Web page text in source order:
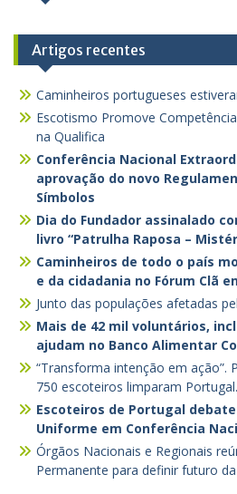
Artigos recentes
Caminheiros portugueses
Escotismo Promove
na Qualifica
Conferência Nacional
aprovação do novo
Símbolos
Dia do Fundador assinalado
livro “Patrulha Raposa –
Caminheiros de todo o país
e da cidadania no Fórum Clã
Junto das populações afetadas
Mais de 42 mil voluntários,
ajudam no Banco Alimentar
“Transforma intenção em ação”.
750 escoteiros limparam Portugal.
Escoteiros de Portugal
Uniforme em Conferência
Órgãos Nacionais e Regionais
Permanente para definir futuro